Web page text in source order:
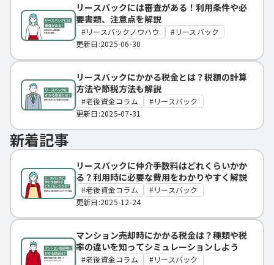
リースバックには審査がある！利用条件や必
要書類、注意点を解説
リースバックノウハウ
リースバック
更新日:2025-06-30
リースバックにかかる税金とは？税額の計算
方法や節税方法も解説
老後資金コラム
リースバック
更新日:2025-07-31
新着記事
リースバックに仲介手数料はどれくらいかか
る？利用時に必要な費用をわかりやすく解説
老後資金コラム
リースバック
更新日:2025-12-24
マンション売却時にかかる税金は？種類や税
率の違いを知ってシミュレーションしよう
老後資金コラム
リースバック